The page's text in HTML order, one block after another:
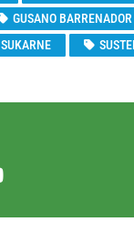
GUSANO BARRENADOR
SUKARNE